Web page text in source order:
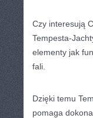
Czy interesują
Tempesta-
elementy jak
fali.
Dzięki temu
pomaga